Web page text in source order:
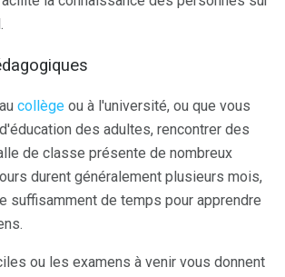
collège ou à l'université, ou que vous
des adultes, rencontrer des
de classe présente de nombreux
durent généralement plusieurs mois,
suffisamment de temps pour apprendre
ou les examens à venir vous donnent